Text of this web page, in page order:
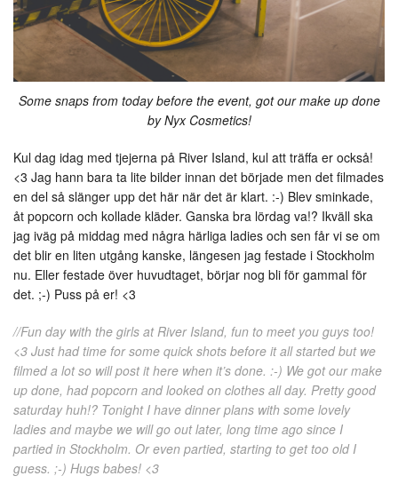
Some snaps from today before the event, got our make up done
by Nyx Cosmetics!
Kul dag idag med tjejerna på River Island, kul att träffa er också!
<3 Jag hann bara ta lite bilder innan det började men det filmades
en del så slänger upp det här när det är klart. :-) Blev sminkade,
åt popcorn och kollade kläder. Ganska bra lördag va!? Ikväll ska
jag iväg på middag med några härliga ladies och sen får vi se om
det blir en liten utgång kanske, längesen jag festade i Stockholm
nu. Eller festade över huvudtaget, börjar nog bli för gammal för
det. ;-) Puss på er! <3
//Fun day with the girls at River Island, fun to meet you guys too!
<3 Just had time for some quick shots before it all started but we
filmed a lot so will post it here when it’s done. :-) We got our make
up done, had popcorn and looked on clothes all day. Pretty good
saturday huh!? Tonight I have dinner plans with some lovely
ladies and maybe we will go out later, long time ago since I
partied in Stockholm. Or even partied, starting to get too old I
guess. ;-) Hugs babes! <3